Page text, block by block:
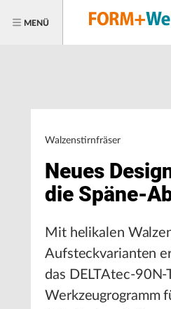
MENÜ
Walzenstirnfräser
Neues
die Späne-
Mit helikalen
Aufsteckvarianten
das DELTAtec-90N-
Werkzeugrogramm